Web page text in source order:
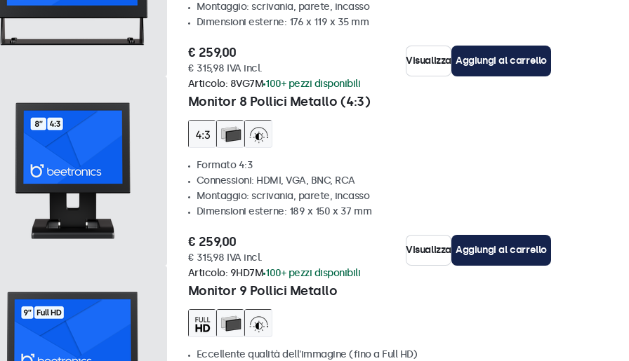
Montaggio: scrivania, parete, incasso
Dimensioni esterne: 176 x 119 x 35 mm
€ 259,00
€ 315,98 IVA incl.
Visualizza Aggiungi al carrello
Monitor 8 Pollici Metallo (4:3)
Articolo: 8VG7M 100+ pezzi disponibili
Formato 4:3
Connessioni: HDMI, VGA, BNC, RCA
Montaggio: scrivania, parete, incasso
Dimensioni esterne: 189 x 150 x 37 mm
€ 259,00
€ 315,98 IVA incl.
Visualizza Aggiungi al carrello
Monitor 9 Pollici Metallo
Articolo: 9HD7M 100+ pezzi disponibili
Eccellente qualità dell'immagine (fino a Full HD)